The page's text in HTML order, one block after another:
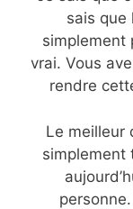
sais que
simplement
vrai. Vous
rendre
Le meilleur
simplement